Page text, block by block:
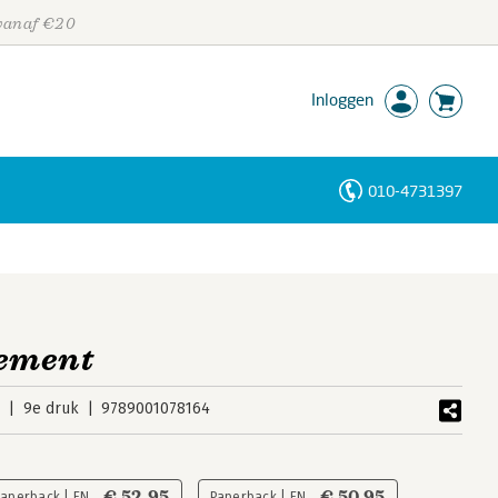
€20
Inloggen
010-4731397
9e druk 9789001078164
Personen